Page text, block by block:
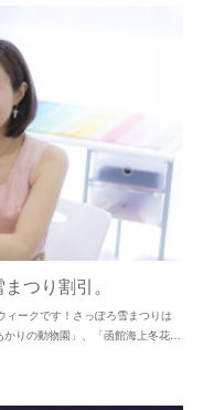
まつり割引。
ークです！さっぽろ雪まつりは
かりの動物園」、「函館海上冬花…